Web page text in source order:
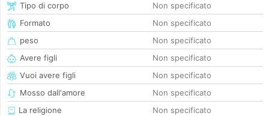
Tipo di corpo
Non specificato
Formato
Non specificato
peso
Non specificato
Avere figli
Non specificato
Vuoi avere figli
Non specificato
Mosso dall'amore
Non specificato
La religione
Non specificato